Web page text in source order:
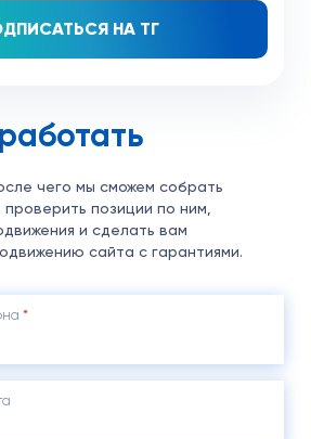
НА ТГ
чего мы сможем собрать
позиции по ним,
и сделать вам
сайта с гарантиями.
*